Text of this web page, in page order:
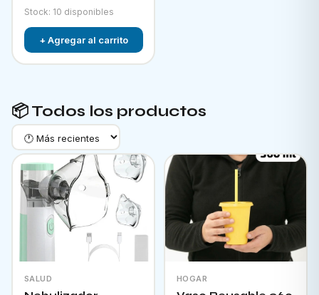
Stock: 10 disponibles
+ Agregar al carrito
📦 Todos los productos
SALUD HOGAR